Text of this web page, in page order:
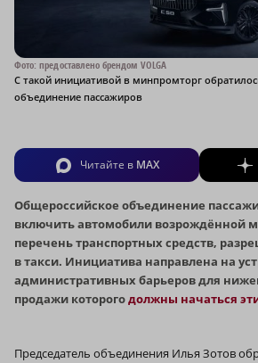
Фото: предоставлено брендом VOLGA
С такой инициативой в минпромторг
объединение пассажиров
Читайте в MAX
Общероссийское объединение
включить автомобили возрождённой
перечень транспортных средств,
в такси. Инициатива направлена на
административных барьеров для
продажи которогодолжны начаться
Председатель объединения Илья Зотов